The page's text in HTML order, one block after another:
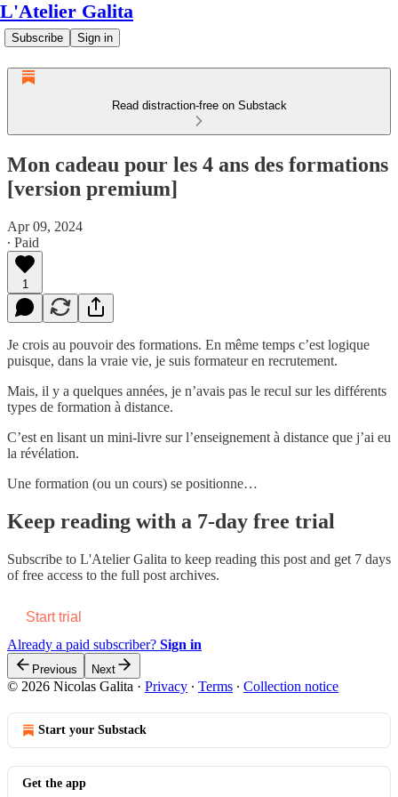
L'Atelier Galita
Subscribe Sign in
Read distraction-free on Substack
Mon cadeau pour les 4 ans des formations
[version premium]
Apr 09, 2024
∙ Paid
1
Je crois au pouvoir des formations. En même temps c’est logique
puisque, dans la vraie vie, je suis formateur en recrutement.
Mais, il y a quelques années, je n’avais pas le recul sur les différents
types de formation à distance.
C’est en lisant un mini-livre sur l’enseignement à distance que j’ai eu
la révélation.
Une formation (ou un cours) se positionne…
Keep reading with a 7-day free trial
Subscribe to L'Atelier Galita to keep reading this post and get 7 days
of free access to the full post archives.
Start trial
Already a paid subscriber? Sign in
Previous Next
© 2026 Nicolas Galita · Privacy ∙ Terms ∙ Collection notice
Start your Substack
Get the app